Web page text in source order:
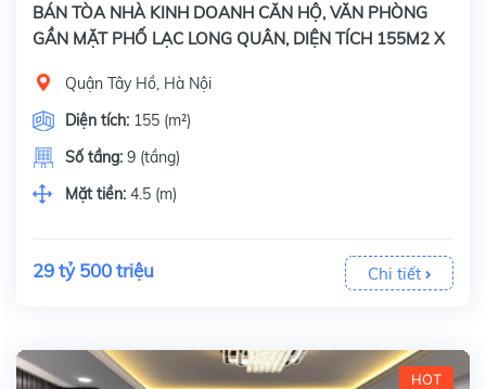
BÁN TÒA NHÀ KINH DOANH CĂN HỘ, VĂN PHÒNG
GẦN MẶT PHỐ LẠC LONG QUÂN, DIỆN TÍCH 155M2 X
Quận Tây Hồ, Hà Nội
Diện tích: 155 (m²)
Số tầng: 9 (tầng)
Mặt tiền: 4.5 (m)
29 tỷ 500 triệu Chi tiết
HOT